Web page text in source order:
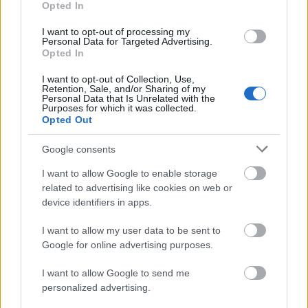
Opted In
I want to opt-out of processing my
Personal Data for Targeted Advertising.
Opted In
I want to opt-out of Collection, Use,
Retention, Sale, and/or Sharing of my
Personal Data that Is Unrelated with the
Purposes for which it was collected.
Opted Out
Google consents
I want to allow Google to enable storage
related to advertising like cookies on web or
device identifiers in apps.
I want to allow my user data to be sent to
Google for online advertising purposes.
I want to allow Google to send me
personalized advertising.
पाहण्यासारखा क्लोज-अप देतो, त्यांचे पृष्ठभाग मऊ, नैसर्गिक
प्रकाशाखाली चमकतात. या रचनेत फळांना त्याच्या शुद्ध स्वरूपात
कॅप्चर केले आहे, प्रत्येक बेरी नाजूक ड्रुपेलेटचा एक समूह आहे जो
एकमेकांशी घट्ट बांधला जातो, ज्यामुळे एक जटिल, जवळजवळ
चमकतात, काही बेरी प्रकाश पडतो तिथे जवळजवळ पारदर्शक
दिसतात, तर काही खोल, मखमली रंगछटांमध्ये सावलीत राहतात.
शेताची उथळ खोली पार्श्वभूमीला रंगाच्या मऊ धुलाईमध्ये अस्पष्ट करते,
डोळा थेट रास्पबेरीच्या गुंतागुंतीच्या तपशीलांकडे आकर्षित करते,
जवळून तपासणी आणि त्यांच्या नैसर्गिक रचनेचे कौतुक करण्यास
आमंत्रित करते. त्यांचे आकार, गोल परंतु किंचित अनियमित,
प्रामाणिकपणा दर्शवतात - द्राक्षवेलीपासून ताजे फळ, प्रक्रिया न केलेले
आणि जीवनाने भरलेले.
प्रतिमेची स्पर्शक्षमता लक्षवेधी आहे. रास्पबेरीचे छोटे छोटे फळे घट्ट आणि
टणक दिसतात, त्यांची सूक्ष्म चमक पृष्ठभागाखाली रसाळपणा दर्शवते.
बोट आणि अंगठ्यामध्ये बेरी हळूवारपणे दाबण्याची, गोड, आंबट रस
सोडण्यापूर्वी त्वचा थोडीशी बाहेर पडण्याची संवेदना पाहणारा
जवळजवळ कल्पना करू शकतो. काही बेरींच्या पृष्ठभागावरील बारीक
केस त्यांच्या सेंद्रिय उत्पत्तीची प्रकाश, सूक्ष्म आठवण करून देतात, तर